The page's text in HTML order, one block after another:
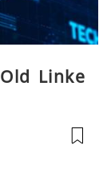
Linke